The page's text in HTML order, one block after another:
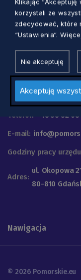
Urząd
Województwa
Telefon +48 58 32
E-mail:
Godziny pracy
Adres:
ul. Okopowa
80-810
Nawigacja
© 2026 Pomorskie.eu
korzystali ze
zdecydować, które
“Ustawienia“.
Nie akceptuję
Akceptuję